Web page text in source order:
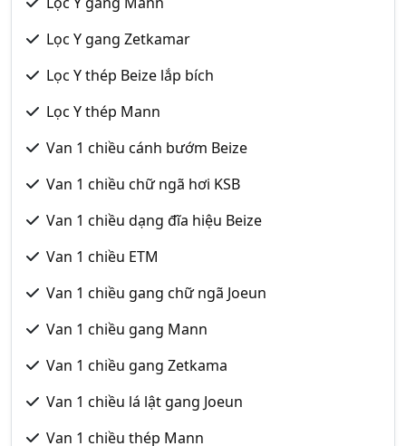
Lọc Y gang Zetkamar
Lọc Y thép Beize lắp bích
Lọc Y thép Mann
Van 1 chiều cánh bướm Beize
Van 1 chiều chữ ngã hơi KSB
Van 1 chiều dạng đĩa hiệu Beize
Van 1 chiều ETM
Van 1 chiều gang chữ ngã Joeun
Van 1 chiều gang Mann
Van 1 chiều gang Zetkama
Van 1 chiều lá lật gang Joeun
Van 1 chiều thép Mann